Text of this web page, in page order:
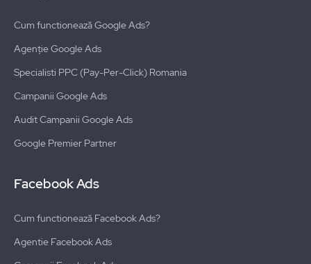
Cum functionează Google Ads?
Agenție Google Ads
Specialisti PPC (Pay-Per-Click) Romania
Campanii Google Ads
Audit Campanii Google Ads
Google Premier Partner
Facebook Ads
Cum functionează Facebook Ads?
Agentie Facebook Ads